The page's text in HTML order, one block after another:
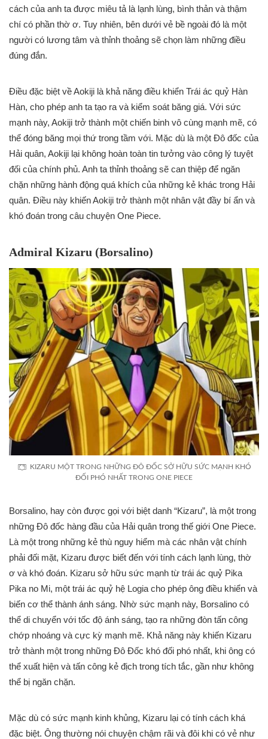
cách của anh ta được miêu tả là lạnh lùng, bình thản và thậm
chí có phần thờ ơ. Tuy nhiên, bên dưới vẻ bề ngoài đó là một
người có lương tâm và thỉnh thoảng sẽ chọn làm những điều
đúng đắn.
Điều đặc biệt về Aokiji là khả năng điều khiển Trái ác quỷ Hàn
Hàn, cho phép anh ta tạo ra và kiểm soát băng giá. Với sức
mạnh này, Aokiji trở thành một chiến binh vô cùng mạnh mẽ, có
thể đóng băng mọi thứ trong tầm với. Mặc dù là một Đô đốc của
Hải quân, Aokiji lại không hoàn toàn tin tưởng vào công lý tuyệt
đối của chính phủ. Anh ta thỉnh thoảng sẽ can thiệp để ngăn
chặn những hành động quá khích của những kẻ khác trong Hải
quân. Điều này khiến Aokiji trở thành một nhân vật đầy bí ẩn và
khó đoán trong câu chuyện One Piece.
Admiral Kizaru (Borsalino)
KIZARU MỘT TRONG NHỮNG ĐÔ ĐỐC SỞ HỮU SỨC MẠNH KHÓ
ĐỐI PHÓ NHẤT TRONG ONE PIECE
Borsalino, hay còn được gọi với biệt danh “Kizaru”, là một trong
những Đô đốc hàng đầu của Hải quân trong thế giới One Piece.
Là một trong những kẻ thù nguy hiểm mà các nhân vật chính
phải đối mặt, Kizaru được biết đến với tính cách lạnh lùng, thờ
ơ và khó đoán. Kizaru sở hữu sức mạnh từ trái ác quỷ Pika
Pika no Mi, một trái ác quỷ hệ Logia cho phép ông điều khiển và
biến cơ thể thành ánh sáng. Nhờ sức mạnh này, Borsalino có
thể di chuyển với tốc độ ánh sáng, tạo ra những đòn tấn công
chớp nhoáng và cực kỳ mạnh mẽ. Khả năng này khiến Kizaru
trở thành một trong những Đô Đốc khó đối phó nhất, khi ông có
thể xuất hiện và tấn công kẻ địch trong tích tắc, gần như không
thể bị ngăn chặn.
Mặc dù có sức mạnh kinh khủng, Kizaru lại có tính cách khá
đặc biệt. Ông thường nói chuyện chậm rãi và đôi khi có vẻ như